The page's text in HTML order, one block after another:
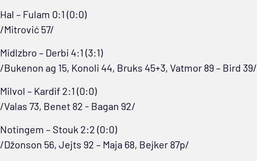
Hal – Fulam 0:1 (0:0)
/Mitrović 57/
Midlzbro – Derbi 4:1 (3:1)
/Bukenon ag 15, Konoli 44, Bruks 45+3, Vatmor 89 – Bird 39/
Milvol – Kardif 2:1 (0:0)
/Valas 73, Benet 82 - Bagan 92/
Notingem – Stouk 2:2 (0:0)
/Džonson 56, Jejts 92 – Maja 68, Bejker 87p/